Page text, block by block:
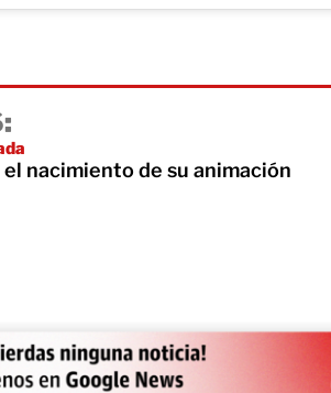
nacimiento de su animación